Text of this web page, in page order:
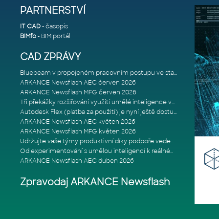
PARTNERSTVÍ
IT CAD- časopis
BIMfo- BIM portál
CAD ZPRÁVY
Bluebeam v propojeném pracovním postupu ve stavebnictví: Proč je int
ARKANCE Newsflash AEC červen 2026
ARKANCE Newsflash MFG červen 2026
Tři překážky rozšiřování využití umělé inteligence ve stavebním prům
Autodesk Flex (platba za použití) je nyní ještě dostupnější
ARKANCE Newsflash AEC květen 2026
ARKANCE Newsflash MFG květen 2026
Udržujte vaše týmy produktivní díky podpoře vedené odborníky
Od experimentování s umělou inteligencí k reálnému dopadu na podniká
ARKANCE Newsflash AEC duben 2026
Zpravodaj ARKANCE Newsflash